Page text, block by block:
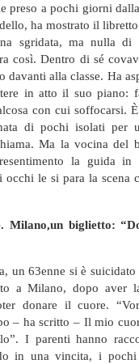
preso a pochi giorni
ha mostrato il
sgridata, ma nulla di
così. Dentro di sé
davanti alla classe. Ha
in atto il suo piano:
con cui soffocarsi.
di pochi isolati per
Ma la vocina del
la guida in
le si para la scena
Milano,un biglietto:
un 63enne si è suicidato
a Milano, dopo aver
donare il cuore.
– ha scritto – Il mio
I parenti hanno
in una vincita, i